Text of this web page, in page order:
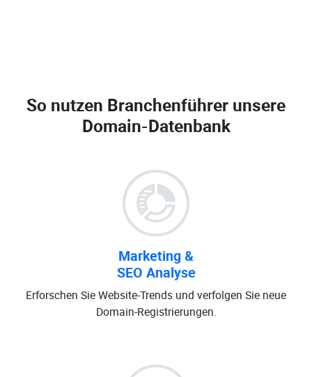
So nutzen Branchenführer unsere
Domain-Datenbank
Marketing &
SEO Analyse
Erforschen Sie Website-Trends und verfolgen Sie neue
Domain-Registrierungen.